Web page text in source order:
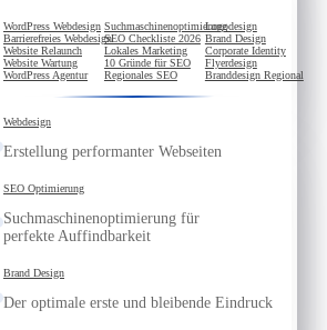
WordPress Webdesign
Barrierefreies Webdesign
Website Relaunch
Website Wartung
WordPress Agentur
Suchmaschinenoptimierung
SEO Checkliste 2026
Lokales Marketing
10 Gründe für SEO
Regionales SEO
Logodesign
Brand Design
Corporate Identity
Flyerdesign
Branddesign Regional
Webdesign
Erstellung performanter Webseiten
SEO Optimierung
Suchmaschinenoptimierung für
perfekte Auffindbarkeit
Brand Design
Der optimale erste und bleibende Eindruck